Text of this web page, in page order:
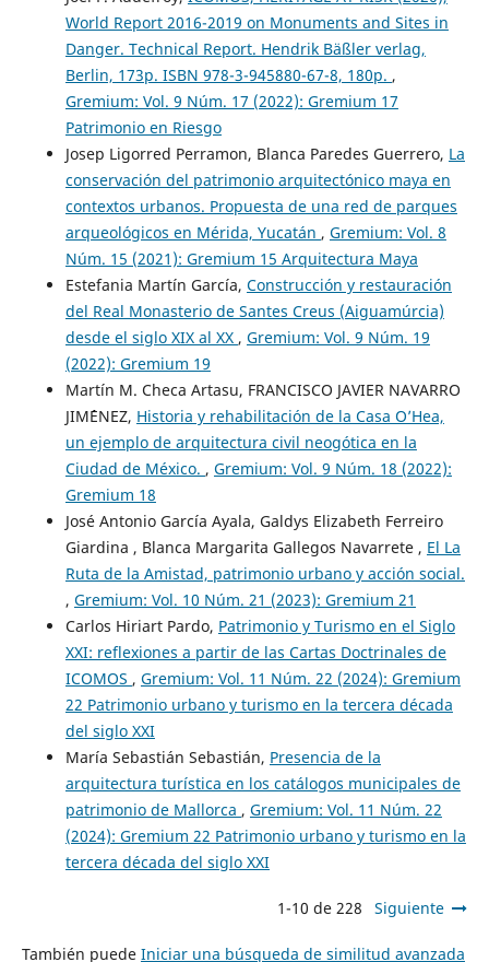
World Report 2016-2019 on Monuments and Sites in
Danger. Technical Report. Hendrik Bäßler verlag,
Berlin, 173p. ISBN 978-3-945880-67-8, 180p. ,
Gremium: Vol. 9 Núm. 17 (2022): Gremium 17
Patrimonio en Riesgo
Josep Ligorred Perramon, Blanca Paredes Guerrero, La
conservación del patrimonio arquitectónico maya en
contextos urbanos. Propuesta de una red de parques
arqueológicos en Mérida, Yucatán , Gremium: Vol. 8
Núm. 15 (2021): Gremium 15 Arquitectura Maya
Estefania Martín García, Construcción y restauración
del Real Monasterio de Santes Creus (Aiguamúrcia)
desde el siglo XIX al XX , Gremium: Vol. 9 Núm. 19
(2022): Gremium 19
Martín M. Checa Artasu, FRANCISCO JAVIER NAVARRO
JIM´´ENEZ, Historia y rehabilitación de la Casa O’Hea,
un ejemplo de arquitectura civil neogótica en la
Ciudad de México. , Gremium: Vol. 9 Núm. 18 (2022):
Gremium 18
José Antonio García Ayala, Galdys Elizabeth Ferreiro
Giardina , Blanca Margarita Gallegos Navarrete , El La
Ruta de la Amistad, patrimonio urbano y acción social.
, Gremium: Vol. 10 Núm. 21 (2023): Gremium 21
Carlos Hiriart Pardo, Patrimonio y Turismo en el Siglo
XXI: reflexiones a partir de las Cartas Doctrinales de
ICOMOS , Gremium: Vol. 11 Núm. 22 (2024): Gremium
22 Patrimonio urbano y turismo en la tercera década
del siglo XXI
María Sebastián Sebastián, Presencia de la
arquitectura turística en los catálogos municipales de
patrimonio de Mallorca , Gremium: Vol. 11 Núm. 22
(2024): Gremium 22 Patrimonio urbano y turismo en la
tercera década del siglo XXI
1-10 de 228 Siguiente
También puede Iniciar una búsqueda de similitud avanzada